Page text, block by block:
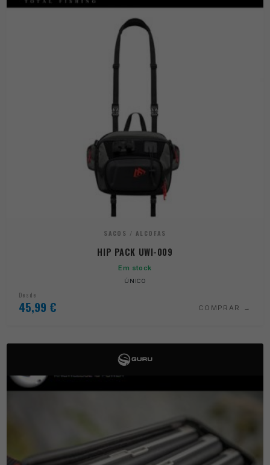
SACOS / ALCOFAS
HIP PACK UWI-009
Em stock
ÚNICO
Desde
45,99 € COMPRAR